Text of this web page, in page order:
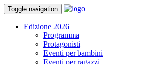
Toggle navigation
Edizione 2026
Programma
Protagonisti
Eventi per bambini
Eventi per ragazzi